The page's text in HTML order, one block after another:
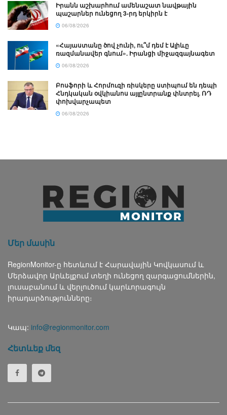
Իրանն աշխարհում ամենաշատ նավթային
պաշարներ ունեցող 3-րդ երկիրն է
06/08/2026
«Հայաստանը ծով չունի, ու՞մ դեմ է Ալիևը
ռազմանավեր գնում». Իրանցի միջազգայնագետ
06/08/2026
Բոսֆորի և Հորմուզի ռիսկերը ստիպում են դեպի
Հնդկական օվկիանոս այլընտրանք փնտրել. ՌԴ
փոխվարչապետ
06/08/2026
Մեր մասին
RegionMonitor-ը հետևում է Հարավային Կովկասում և
Մերձավոր Արևելքում տեղի ունեցող զարգացումներին,
լուսաբանում և վերլուծում կարևորագույն
իրադարձությունները։
Կապ: info@regionmonitor.com
Հետևեք մեզ